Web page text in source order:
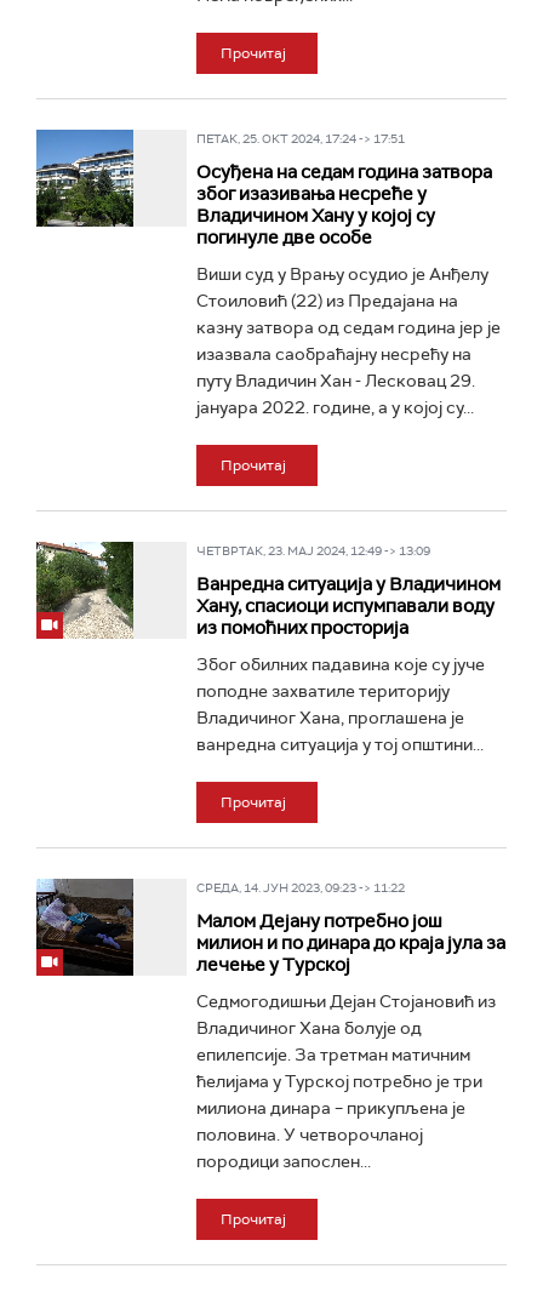
Прочитај
ПЕТАК, 25. ОКТ 2024, 17:24 -> 17:51
Осуђена на седам година затвора
због изазивања несреће у
Владичином Хану у којој су
погинуле две особе
Виши суд у Врању осудио је Анђелу
Стоиловић (22) из Предајана на
казну затвора од седам година јер је
изазвала саобраћајну несрећу на
путу Владичин Хан - Лесковац 29.
јануара 2022. године, а у којој су...
Прочитај
ЧЕТВРТАК, 23. МАЈ 2024, 12:49 -> 13:09
Ванредна ситуација у Владичином
Хану, спасиоци испумпавали воду
из помоћних просторија
Због обилних падавина које су јуче
поподне захватиле територију
Владичиног Хана, проглашена је
ванредна ситуација у тој општини...
Прочитај
СРЕДА, 14. ЈУН 2023, 09:23 -> 11:22
Малом Дејану потребно још
милион и по динара до краја јула за
лечење у Турској
Седмогодишњи Дејан Стојановић из
Владичиног Хана болује од
епилепсије. За третман матичним
ћелијама у Турској потребно је три
милиона динара – прикупљена је
половина. У четворочланој
породици запослен...
Прочитај